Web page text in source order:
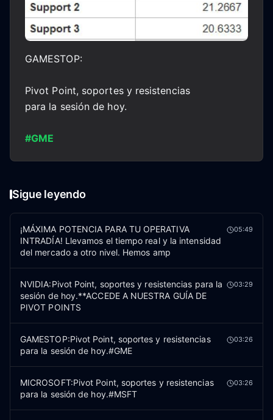
GAMESTOP:
Pivot Point, soportes y resistencias
para la sesión de hoy.
#GME
Sigue leyendo
¡MÁXIMA POTENCIA PARA TU OPERATIVA
INTRADÍA! Llevamos el tiempo real y la intensidad
del mercado a otro nivel. Hemos amp
05:49
NVIDIA:Pivot Point, soportes y resistencias para la
sesión de hoy.**ACCEDE A NUESTRA GUÍA DE
PIVOT POINTS
03:29
GAMESTOP:Pivot Point, soportes y resistencias
para la sesión de hoy.#GME
03:26
MICROSOFT:Pivot Point, soportes y resistencias
para la sesión de hoy.#MSFT
03:26